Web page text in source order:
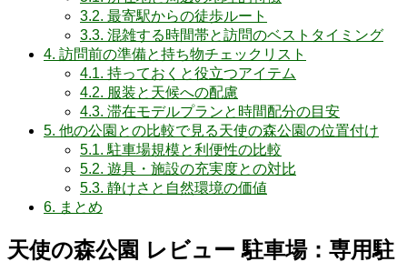
3.2. 最寄駅からの徒歩ルート
3.3. 混雑する時間帯と訪問のベストタイミング
4. 訪問前の準備と持ち物チェックリスト
4.1. 持っておくと役立つアイテム
4.2. 服装と天候への配慮
4.3. 滞在モデルプランと時間配分の目安
5. 他の公園との比較で見る天使の森公園の位置付け
5.1. 駐車場規模と利便性の比較
5.2. 遊具・施設の充実度との対比
5.3. 静けさと自然環境の価値
6. まとめ
天使の森公園 レビュー 駐車場：専用駐